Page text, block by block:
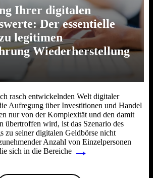
Ihrer digitalen
Der essentielle
legitimen
Wiederherstellung
rasch entwickelnden Welt digitaler
Aufregung über Investitionen und Handel
nur von der Komplexität und den damit
übertroffen wird, ist das Szenario des
zu seiner digitalen Geldbörse nicht
Anzahl von Einzelpersonen
sich in die Bereiche →